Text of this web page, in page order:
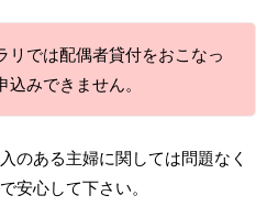
では配偶者貸付をおこなっ
みできません。
のある主婦に関しては問題なく
安心して下さい。